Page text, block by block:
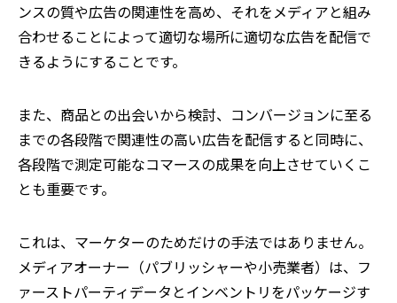
ンスの質や広告の関連性を高め、それをメディアと組み
合わせることによって適切な場所に適切な広告を配信で
きるようにすることです。
また、商品との出会いから検討、コンバージョンに至る
までの各段階で関連性の高い広告を配信すると同時に、
各段階で測定可能なコマースの成果を向上させていくこ
とも重要です。
これは、マーケターのためだけの手法ではありません。
メディアオーナー（パブリッシャーや小売業者）は、フ
ァーストパーティデータとインベントリをパッケージす